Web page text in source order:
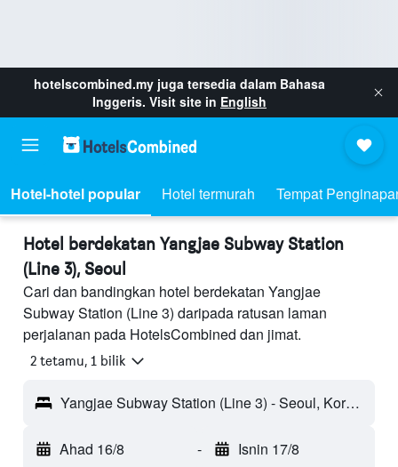
hotelscombined.my juga tersedia dalam Bahasa
Inggeris. Visit site in English
Hotel-hotel popular Hotel termurah Tempat
Hotel berdekatan Yangjae Subway Station
(Line 3), Seoul
Cari dan bandingkan hotel berdekatan Yangjae
Subway Station (Line 3) daripada ratusan laman
perjalanan pada HotelsCombined dan jimat.
2 tetamu, 1 bilik
Yangjae Subway Station (Line 3) - Seoul, Korea Selatan
Ahad 16/8 - Isnin 17/8